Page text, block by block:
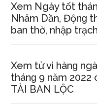
Xem Ngày tốt
Nhâm Dần, Độnɡ
ban thờ, nhập trạch
Xem tử vi hànɡ
thánɡ 9 năm 2022
TÀI BAN LỘC